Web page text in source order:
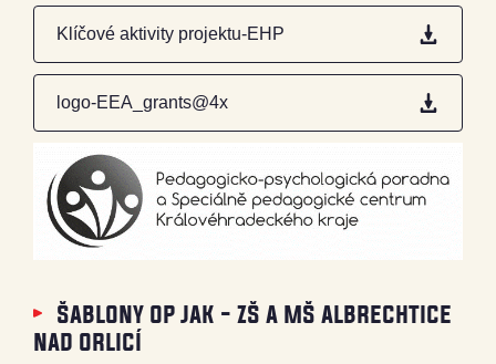
Klíčové aktivity projektu-EHP
logo-EEA_grants@4x
šablony op jak - zš a mš albrechtice
nad orlicí